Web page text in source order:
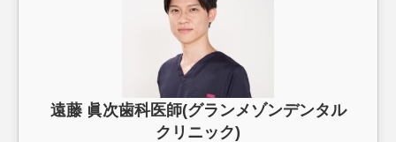
遠藤 眞次歯科医師(グランメゾンデンタル
クリニック)